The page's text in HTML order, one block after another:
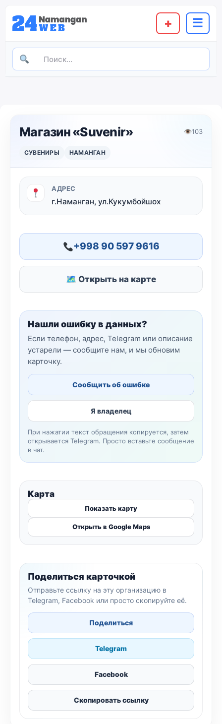
+ ☰
Магазин «Suvenir» 👁103
СУВЕНИРЫ НАМАНГАН
АДРЕС
г.Наманган, ул.Кукумбойшох
+998 90 597 9616
🗺 Открыть на карте
Нашли ошибку в данных?
Если телефон, адрес, Telegram или описание
устарели — сообщите нам, и мы обновим
карточку.
Сообщить об ошибке
Я владелец
При нажатии текст обращения копируется, затем
открывается Telegram. Просто вставьте сообщение
в чат.
Карта
Показать карту
Открыть в Google Maps
Поделиться карточкой
Отправьте ссылку на эту организацию в
Telegram, Facebook или просто скопируйте её.
Поделиться
Telegram
Facebook
Скопировать ссылку